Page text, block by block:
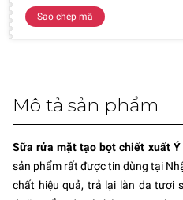
Sao chép mã
Mô tả sản phẩm
Sữa rửa mặt tạo bọt chiết xuất
sản phẩm rất được tin dùng tại
chất hiệu quả, trả lại làn da tươi